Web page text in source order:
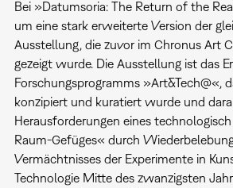
Bei »Datumsoria: The Return of the
um eine stark erweiterte Version der
Ausstellung, die zuvor im Chronus Art
gezeigt wurde. Die Ausstellung ist das
Forschungsprogramms »Art&Tech@«,
konzipiert und kuratiert wurde und
Herausforderungen eines
Raum-Gefüges« durch
Vermächtnisses der Experimente in
Technologie Mitte des zwanzigsten